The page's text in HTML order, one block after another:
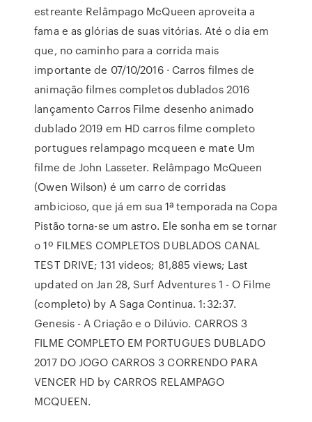
estreante Relâmpago McQueen aproveita a
fama e as glórias de suas vitórias. Até o dia em
que, no caminho para a corrida mais
importante de 07/10/2016 · Carros filmes de
animação filmes completos dublados 2016
lançamento Carros Filme desenho animado
dublado 2019 em HD carros filme completo
portugues relampago mcqueen e mate Um
filme de John Lasseter. Relâmpago McQueen
(Owen Wilson) é um carro de corridas
ambicioso, que já em sua 1ª temporada na Copa
Pistão torna-se um astro. Ele sonha em se tornar
o 1º FILMES COMPLETOS DUBLADOS CANAL
TEST DRIVE; 131 videos; 81,885 views; Last
updated on Jan 28, Surf Adventures 1 - O Filme
(completo) by A Saga Continua. 1:32:37.
Genesis - A Criação e o Dilúvio. CARROS 3
FILME COMPLETO EM PORTUGUES DUBLADO
2017 DO JOGO CARROS 3 CORRENDO PARA
VENCER HD by CARROS RELAMPAGO
MCQUEEN.